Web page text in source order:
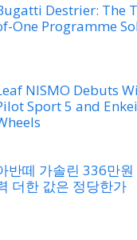
Destrier: The
One Programme
NISMO Debuts
Sport 5 and
반떼 가솔린 336만
더한 값은 정당한가